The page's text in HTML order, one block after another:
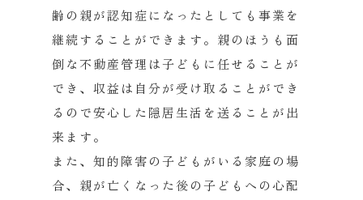
齢の親が認知症になったとしても事業を
継続することができます。親のほうも面
倒な不動産管理は子どもに任せることが
でき、収益は自分が受け取ることができ
るので安心した隠居生活を送ることが出
来ます。
また、知的障害の子どもがいる家庭の場
合、親が亡くなった後の子どもへの心配